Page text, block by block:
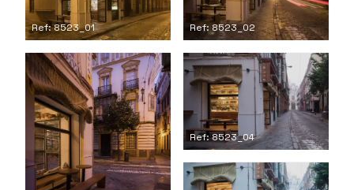
Ref: 8523_01 Ref: 8523_02
Ref: 8523_04